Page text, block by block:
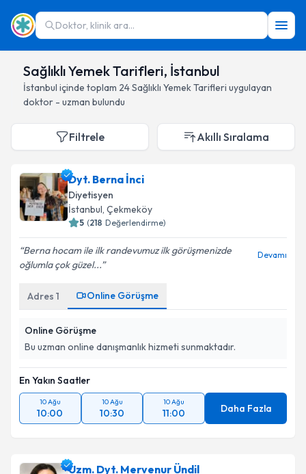
Doktor, klinik ara...
Sağlıklı Yemek Tarifleri, İstanbul
İstanbul içinde toplam 24Sağlıklı Yemek Tarifleri uygulayan
doktor - uzman bulundu
Filtrele Akıllı Sıralama
Dyt. Berna İnci
Diyetisyen
İstanbul, Çekmeköy
5 (218 Değerlendirme)
Berna hocam ile ilk randevumuz ilk görüşmenizde
oğlumla çok güzel...
Devamı
Adres 1 Online Görüşme
Online Görüşme
Bu uzman online danışmanlık hizmeti sunmaktadır.
En Yakın Saatler
10 Ağu
10:00
10 Ağu
10:30
10 Ağu
11:00 Daha Fazla
Uzm. Dyt. Mervenur Ündil